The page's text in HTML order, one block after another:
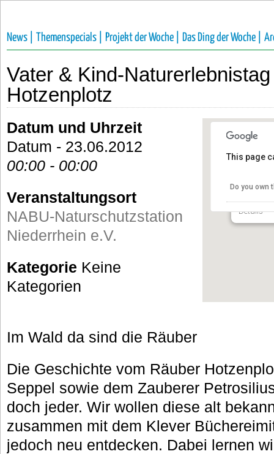
News | Themenspecials | Projekt der Woche | Das Ding der Woche |
Vater & Kind-
Hotzenplotz
Im
Details
This page
Do you own
Datum und Uhrzeit
Datum - 23.06.2012
00:00 - 00:00
Veranstaltungsort
NABU-Naturschutzstation
Niederrhein e.V.
Kategorie Keine
Kategorien
Im Wald da sind die Räuber
Die Geschichte vom Räuber
Seppel sowie dem Zauberer
doch jeder. Wir wollen diese alt
zusammen mit dem Klever
jedoch neu entdecken. Dabei lernen